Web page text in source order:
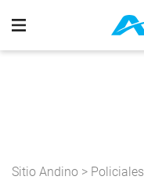
Sitio Andino > Policiales